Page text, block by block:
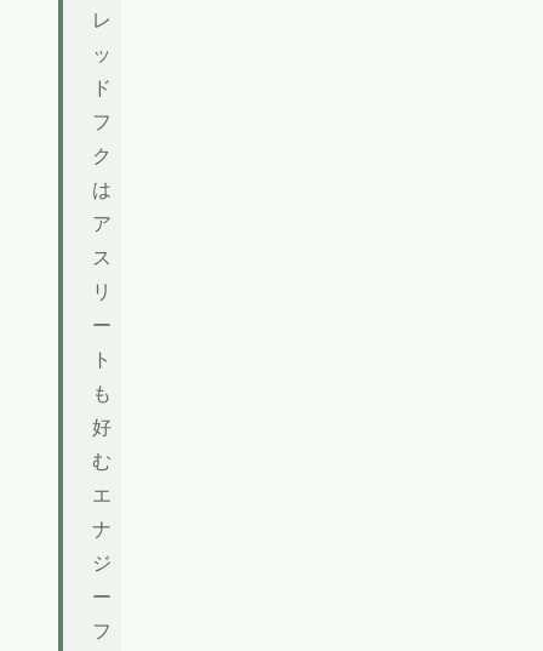
レ
ッ
ド
フ
ク
は
ア
ス
リ
ー
ト
も
好
む
エ
ナ
ジ
ー
フ